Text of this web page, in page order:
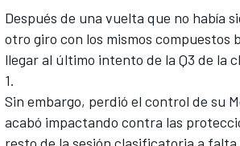
Después de una vuelta que no había
otro giro con los mismos compuestos
llegar al último intento de la Q3 de la
1.
Sin embargo, perdió el control de su
acabó impactando contra las